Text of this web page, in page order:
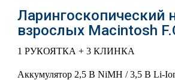
Ларингоскопический
взрослых Macintosh
1 РУКОЯТКА + 3 КЛИНКА
Аккумулятор 2,5 В NiMH / 3,5 В Li-